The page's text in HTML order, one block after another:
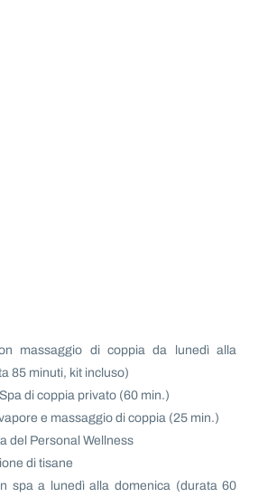
massaggio di coppia da lunedì alla
85 minuti, kit incluso)
di coppia privato (60 min.)
e massaggio di coppia (25 min.)
del Personal Wellness
di tisane
spa a lunedì alla domenica (durata 60